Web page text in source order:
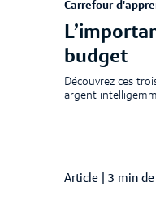
Carrefour
budget
Découvrez ces
argent
Article 3 min